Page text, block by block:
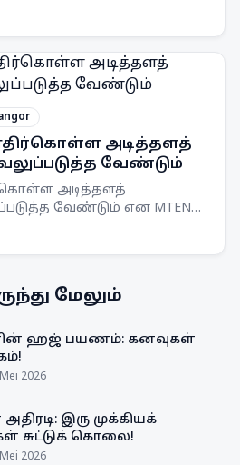
அடித்தளத்
வேண்டும்
அடித்தளத்
வேண்டும் என MTEN
மேலும்
ஹஜ் பயணம்: கனவுகள்
2026
இரு முக்கியக்
சுட்டுக் கொலை!
2026